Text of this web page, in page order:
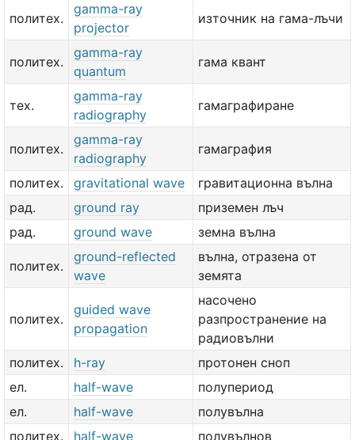
политех.
gamma-ray
projector
източник на гама-лъчи
политех.
gamma-ray
quantum
гама квант
тех.
gamma-ray
radiography
гамаграфиране
политех.
gamma-ray
radiography
гамаграфия
политех. gravitational wave
гравитационна вълна
рад.
ground ray
приземен лъч
рад.
ground wave земна вълна
политех.
ground-reflected
wave
вълна, отразена от
земята
политех.
guided wave
propagation
насочено
разпространение на
радиовълни
политех.
h-ray
протонен сноп
ел.
half-wave
полупериод
ел.
half-wave
полувълна
политех.
half-wave полувълнов